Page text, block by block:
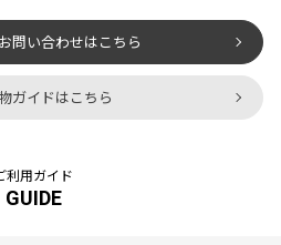
問い合わせはこちら
ガイドはこちら
利用ガイド
GUIDE